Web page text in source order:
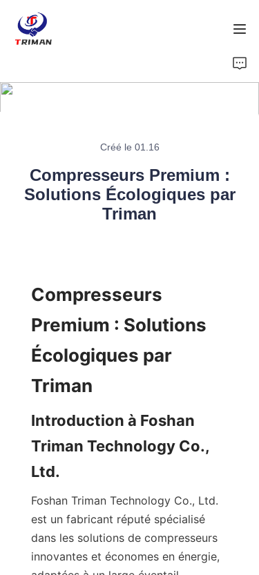
Créé le 01.16
Compresseurs Premium :
Solutions Écologiques par
Triman
Compresseurs
Premium : Solutions
Écologiques par
Introduction à Foshan
Triman Technology Co.,
Foshan Triman Technology Co., Ltd.
est un fabricant réputé spécialisé
dans les solutions de compresseurs
innovantes et économes en énergie,
À propos de nous
Contactez-nous